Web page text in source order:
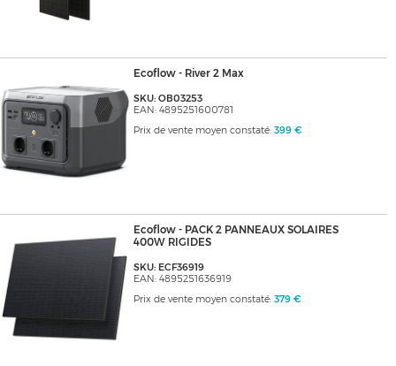
Ecoflow - River 2 Max
SKU: OB03253
EAN: 4895251600781
Prix de vente moyen constaté: 399 €
Ecoflow - PACK 2 PANNEAUX SOLAIRES
400W RIGIDES
SKU: ECF36919
EAN: 4895251636919
Prix de vente moyen constaté: 379 €